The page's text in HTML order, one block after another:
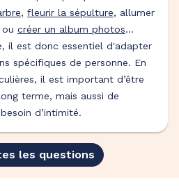
, fleurir la sépulture, allumer
ou créer un album photos…
il est donc essentiel d'adapter
spécifiques de personne. En
il est important d’être
terme, mais aussi de
d’intimité.
les questions